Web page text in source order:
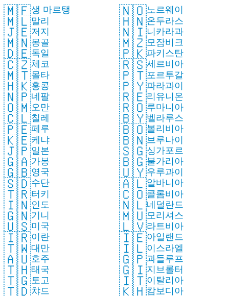
🇲🇫생 마르탱
🇲🇱말리
🇯🇪저지
🇲🇳몽골
🇩🇪독일
🇨🇿체코
🇲🇹몰타
🇭🇰홍콩
🇳🇵네팔
🇴🇲오만
🇨🇱칠레
🇵🇪페루
🇰🇪케냐
🇯🇵일본
🇬🇦가봉
🇬🇧영국
🇸🇩수단
🇹🇷터키
🇮🇳인도
🇬🇳기니
🇺🇸미국
🇮🇷이란
🇹🇼대만
🇦🇺호주
🇹🇭태국
🇹🇬토고
🇹🇩챠드
🇳🇴노르웨이
🇭🇳온두라스
🇳🇮니카라과
🇲🇿모잠비크
🇵🇰파키스탄
🇷🇸세르비아
🇵🇹포르투갈
🇵🇾파라과이
🇷🇪리유니온
🇷🇴루마니아
🇧🇾벨라루스
🇧🇴볼리비아
🇧🇳브루나이
🇸🇬싱가포르
🇧🇬불가리아
🇺🇾우루과이
🇦🇱알바니아
🇨🇴콜롬비아
🇳🇱네덜란드
🇲🇺모리셔스
🇱🇻라트비아
🇮🇪아일랜드
🇮🇱이스라엘
🇬🇵과들루프
🇬🇮지브롤터
🇮🇹이탈리아
🇰🇭캄보디아